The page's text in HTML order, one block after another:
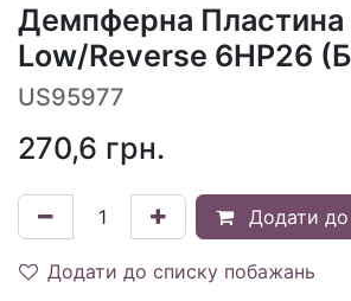
Демпферна Пластина
Low/Reverse 6HP26
US95977
270,6 грн.
Додати
Додати до списку побажань